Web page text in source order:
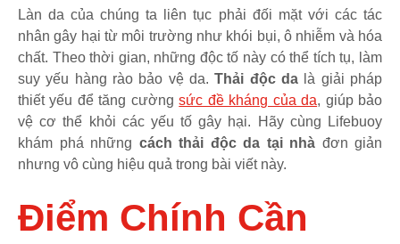
Làn da của chúng ta liên tục phải đối mặt với các tác
nhân gây hại từ môi trường như khói bụi, ô nhiễm và hóa
chất. Theo thời gian, những độc tố này có thể tích tụ, làm
suy yếu hàng rào bảo vệ da.Thải độc da là giải pháp
thiết yếu để tăng cườngsức đề kháng của da, giúp bảo
vệ cơ thể khỏi các yếu tố gây hại. Hãy cùng Lifebuoy
khám phá những cách thải độc da tại nhà đơn giản
nhưng vô cùng hiệu quả trong bài viết này.
Điểm Chính Cần